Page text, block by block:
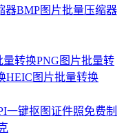
器BMP图片批量压缩器
量转换PNG图片批量转
HEIC图片批量转换
一键抠图证件照免费制